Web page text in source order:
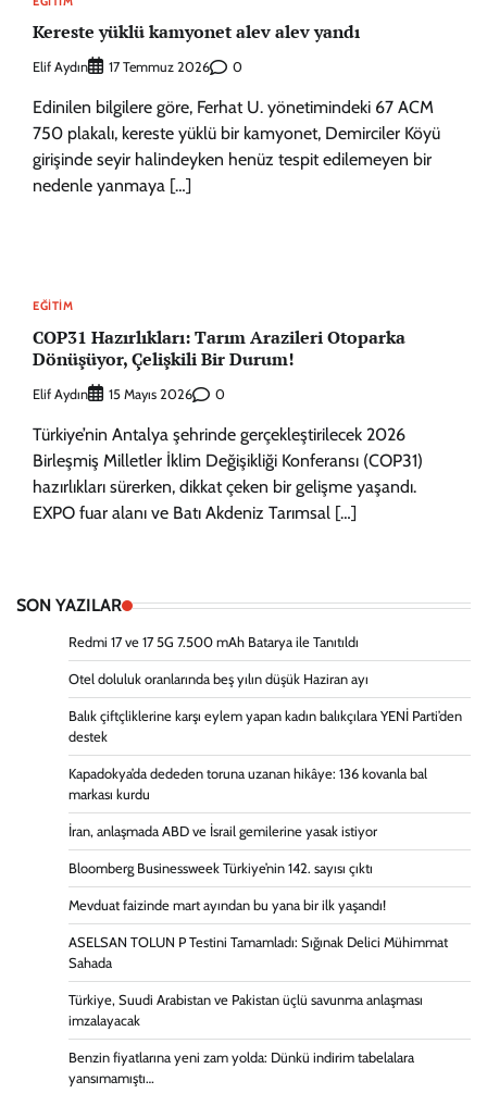
Kereste yüklü kamyonet alev alev yandı
Elif Aydın 17 Temmuz 2026 0
Edinilen bilgilere göre, Ferhat U. yönetimindeki 67 ACM
750 plakalı, kereste yüklü bir kamyonet, Demirciler Köyü
girişinde seyir halindeyken henüz tespit edilemeyen bir
nedenle yanmaya […]
EĞITIM
COP31 Hazırlıkları: Tarım Arazileri Otoparka
Dönüşüyor, Çelişkili Bir Durum!
Elif Aydın 15 Mayıs 2026 0
Türkiye’nin Antalya şehrinde gerçekleştirilecek 2026
Birleşmiş Milletler İklim Değişikliği Konferansı (COP31)
hazırlıkları sürerken, dikkat çeken bir gelişme yaşandı.
EXPO fuar alanı ve Batı Akdeniz Tarımsal […]
SON YAZILAR
Redmi 17 ve 17 5G 7.500 mAh Batarya ile Tanıtıldı
Otel doluluk oranlarında beş yılın düşük Haziran ayı
Balık çiftçliklerine karşı eylem yapan kadın balıkçılara YENİ Parti’den
destek
Kapadokya’da dededen toruna uzanan hikâye: 136 kovanla bal
markası kurdu
İran, anlaşmada ABD ve İsrail gemilerine yasak istiyor
Bloomberg Businessweek Türkiye’nin 142. sayısı çıktı
Mevduat faizinde mart ayından bu yana bir ilk yaşandı!
ASELSAN TOLUN P Testini Tamamladı: Sığınak Delici Mühimmat
Sahada
Türkiye, Suudi Arabistan ve Pakistan üçlü savunma anlaşması
imzalayacak
Benzin fiyatlarına yeni zam yolda: Dünkü indirim tabelalara
yansımamıştı…